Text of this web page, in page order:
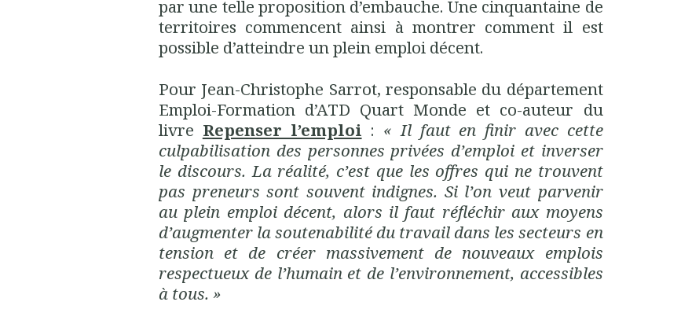
par une telle proposition d’embauche. Une cinquantaine de
territoires commencent ainsi à montrer comment il est
possible d’atteindre un plein emploi décent.
Pour Jean-Christophe Sarrot, responsable du département
Emploi-Formation d’ATD Quart Monde et co-auteur du
livre Repenser l’emploi : « Il faut en finir avec cette
culpabilisation des personnes privées d’emploi et inverser
le discours. La réalité, c’est que les offres qui ne trouvent
pas preneurs sont souvent indignes. Si l’on veut parvenir
au plein emploi décent, alors il faut réfléchir aux moyens
d’augmenter la soutenabilité du travail dans les secteurs en
tension et de créer massivement de nouveaux emplois
respectueux de l’humain et de l’environnement, accessibles
à tous. »